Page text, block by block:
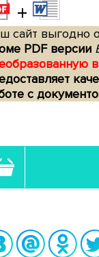
+
сайт выгодно
PDF версии
с